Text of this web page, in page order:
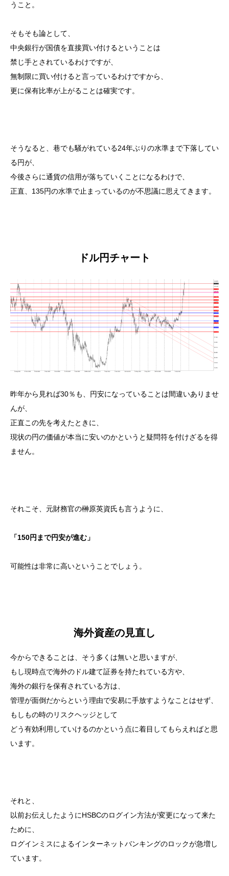
うこと。
そもそも論として、
中央銀行が国債を直接買い付けるということは
禁じ手とされているわけですが、
無制限に買い付けると言っているわけですから、
更に保有比率が上がることは確実です。
そうなると、巷でも騒がれている24年ぶりの水準まで下落してい
る円が、
今後さらに通貨の信用が落ちていくことになるわけで、
正直、135円の水準で止まっているのが不思議に思えてきます。
ドル円チャート
昨年から見れば30％も、円安になっていることは間違いありませ
んが、
正直この先を考えたときに、
現状の円の価値が本当に安いのかというと疑問符を付けざるを得
ません。
それこそ、元財務官の榊原英資氏も言うように、
「150円まで円安が進む」
可能性は非常に高いということでしょう。
海外資産の見直し
今からできることは、そう多くは無いと思いますが、
もし現時点で海外のドル建て証券を持たれている方や、
海外の銀行を保有されている方は、
管理が面倒だからという理由で安易に手放すようなことはせず、
もしもの時のリスクヘッジとして
どう有効利用していけるのかという点に着目してもらえればと思
います。
それと、
以前お伝えしたようにHSBCのログイン方法が変更になって来た
ために、
ログインミスによるインターネットバンキングのロックが急増し
ています。